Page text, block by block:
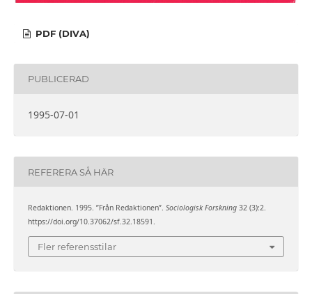
PDF (DIVA)
PUBLICERAD
1995-07-01
REFERERA SÅ HÄR
Redaktionen. 1995. ”Från Redaktionen”. Sociologisk Forskning32 (3):2.
https://doi.org/10.37062/sf.32.18591.
Fler referensstilar